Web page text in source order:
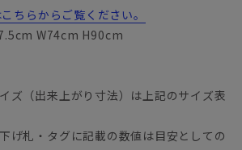
ちらからご覧ください。
W74cm H90cm
ズ（出来上がり寸法）は上記のサイズ表
げ札・タグに記載の数値は目安としての